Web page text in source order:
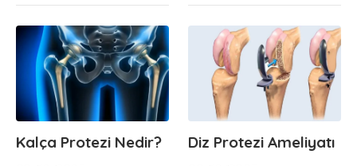
Kalça Protezi Nedir? Diz Protezi Ameliyatı